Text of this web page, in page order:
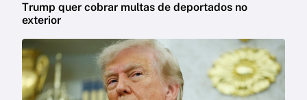
Trump quer cobrar multas de deportados no
exterior